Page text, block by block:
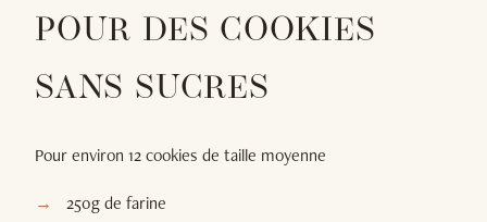
POUR DES COOKIES
SANS SUCRES
Pour environ 12 cookies de taille moyenne
250g de farine